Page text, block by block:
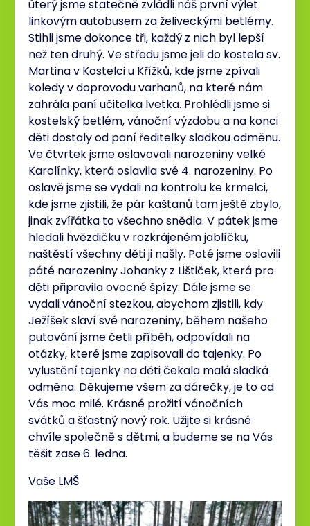
úterý jsme statečně zvládli náš první výlet
linkovým autobusem za želiveckými betlémy.
Stihli jsme dokonce tři, každý z nich byl lepší
než ten druhý. Ve středu jsme jeli do kostela sv.
Martina v Kostelci u Křížků, kde jsme zpívali
koledy v doprovodu varhanů, na které nám
zahrála paní učitelka Ivetka. Prohlédli jsme si
kostelský betlém, vánoční výzdobu a na konci
děti dostaly od paní ředitelky sladkou odměnu.
Ve čtvrtek jsme oslavovali narozeniny velké
Karolínky, která oslavila své 4. narozeniny. Po
oslavě jsme se vydali na kontrolu ke krmelci,
kde jsme zjistili, že pár kaštanů tam ještě zbylo,
jinak zvířátka to všechno snědla. V pátek jsme
hledali hvězdičku v rozkrájeném jablíčku,
naštěstí všechny děti ji našly. Poté jsme oslavili
páté narozeniny Johanky z Lištiček, která pro
děti připravila ovocné špízy. Dále jsme se
vydali vánoční stezkou, abychom zjistili, kdy
Ježíšek slaví své narozeniny, během našeho
putování jsme četli příběh, odpovídali na
otázky, které jsme zapisovali do tajenky. Po
vylustění tajenky na děti čekala malá sladká
odměna. Děkujeme všem za dárečky, je to od
Vás moc milé. Krásné prožití vánočních
svátků a šťastný nový rok. Užijte si krásné
chvíle společně s dětmi, a budeme se na Vás
těšit zase 6. ledna.
Vaše LMŠ